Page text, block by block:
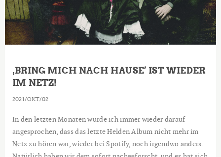
‚BRING MICH NACH HAUSE’ IST WIEDER
IM NETZ!
2021 OKT. 02
In den letzten Monaten wurde ich immer wieder darauf
angesprochen, dass das letzte Helden Album nicht mehr im
Netz zu hören war, wieder bei Spotify, noch irgendwo anders.